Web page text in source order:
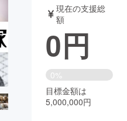
ト
書籍・雑誌
チャレンジ
現在の支援総
額
0円
0%
目標金額は
5,000,000円